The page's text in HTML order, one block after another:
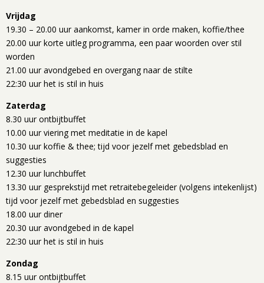
Vrijdag
19.30 – 20.00 uur aankomst, kamer in orde maken, koffie/thee
20.00 uur korte uitleg programma, een paar woorden over stil
worden
21.00 uur avondgebed en overgang naar de stilte
22:30 uur het is stil in huis
Zaterdag
8.30 uur ontbijtbuffet
10.00 uur viering met meditatie in de kapel
10.30 uur koffie & thee; tijd voor jezelf met gebedsblad en
suggesties
12.30 uur lunchbuffet
13.30 uur gesprekstijd met retraitebegeleider (volgens intekenlijst)
tijd voor jezelf met gebedsblad en suggesties
18.00 uur diner
20.30 uur avondgebed in de kapel
22:30 uur het is stil in huis
Zondag
8.15 uur ontbijtbuffet